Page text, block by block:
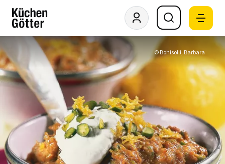
© Bonisolli, Barbara